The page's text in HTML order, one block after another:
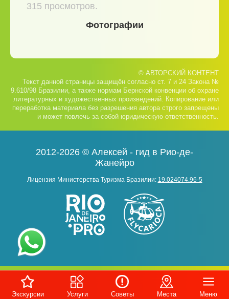
315 просмотров.
Фотографии
© АВТОРСКИЙ КОНТЕНТ
Текст данной страницы защищён согласно ст. 7 и 24 Закона №
9.610/98 Бразилии, а также нормам Бернской конвенции об охране
литературных и художественных произведений. Копирование или
переработка материала без разрешения автора строго запрещены
и может повлечь за собой юридическую ответственность.
2012-2026 © Алексей - гид в Рио-де-
Жанейро
Лицензия Министерства Туризма Бразилии: 19.024074.96-5
Экскурсии Услуги Советы Места Меню